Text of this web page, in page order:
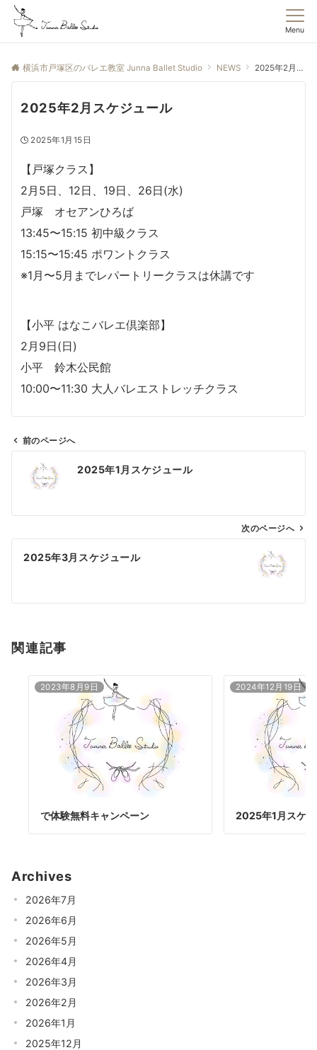
Menu
横浜市戸塚区のバレエ教室 Junna Ballet Studio NEWS 2025年2月スケジュール
2025年2月スケジュール
2025年1月15日
【戸塚クラス】
2月5日、12日、19日、26日(水)
戸塚 オセアンひろば
13:45〜15:15 初中級クラス
15:15〜15:45 ポワントクラス
※1月〜5月までレパートリークラスは休講です
【小平 はなこバレエ倶楽部】
2月9日(日)
小平 鈴木公民館
10:00〜11:30 大人バレエストレッチクラス
ン
前のページへ
2025年1月スケジュール
次のページへ
2025年3月スケジュール
関連記事
2023年8月9日
で体験無料キャンペーン
2024年12月19日
2025年1月スケ
Archives
2026年7月
2026年6月
2026年5月
2026年4月
2026年3月
2026年2月
2026年1月
2025年12月